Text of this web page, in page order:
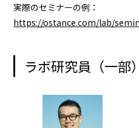
実際のセミナーの例：
https://ostance.com/lab/
ラボ研究員（一部）